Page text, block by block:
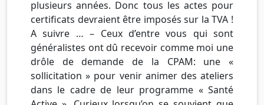
plusieurs années. Donc tous les actes pour
certificats devraient être imposés sur la TVA !
A suivre … – Ceux d’entre vous qui sont
généralistes ont dû recevoir comme moi une
drôle de demande de la CPAM: une «
sollicitation » pour venir animer des ateliers
dans le cadre de leur programme « Santé